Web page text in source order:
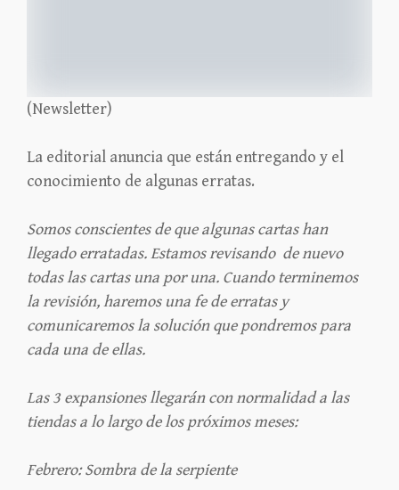
(Newsletter)
La editorial anuncia que están entregando y el
conocimiento de algunas erratas.
Somos conscientes de que algunas cartas han
llegado erratadas. Estamos revisando de nuevo
todas las cartas una por una. Cuando terminemos
la revisión, haremos una fe de erratas y
comunicaremos la solución que pondremos para
cada una de ellas.
Las 3 expansiones llegarán con normalidad a las
tiendas a lo largo de los próximos meses:
Febrero: Sombra de la serpiente